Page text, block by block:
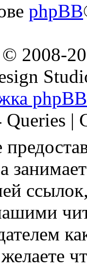
phpBB
© 2008-
phpBB
Queries |